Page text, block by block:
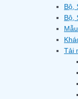
Bộ,
Bộ,
Tải